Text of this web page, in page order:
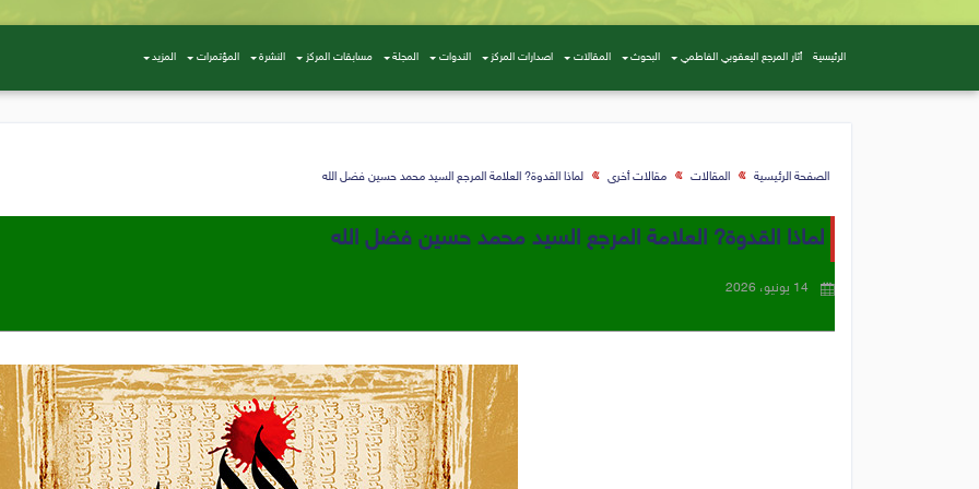
الرئيسية أثار المرجع اليعقوبي الفاطمي البحوث المقالات اصدارات المركز الندوات المجلة مسابقات المركز النشرة المؤتمرات المزيد
الصفحة الرئيسية المقالات مقالات أخرى لماذا القدوة? العلامة المرجع السيد محمد حسين فضل الله
لماذا القدوة? العلامة المرجع السيد محمد حسين فضل الله
14 يونيو، 2026